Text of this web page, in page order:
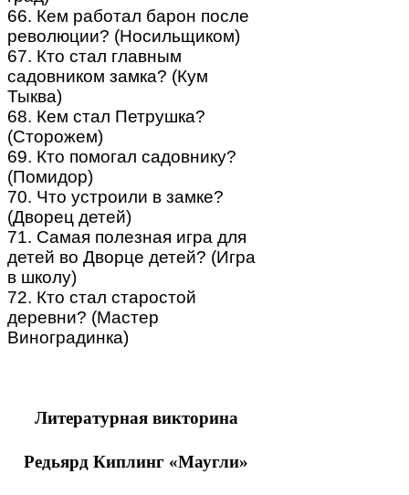
66. Кем работал барон после
революции? (Носильщиком)
67. Кто стал главным
садовником замка? (Кум
Тыква)
68. Кем стал Петрушка?
(Сторожем)
69. Кто помогал садовнику?
(Помидор)
70. Что устроили в замке?
(Дворец детей)
71. Самая полезная игра для
детей во Дворце детей? (Игра
в школу)
72. Кто стал старостой
деревни? (Мастер
Виноградинка)
Литературная викторина
Редьярд Киплинг «Маугли»